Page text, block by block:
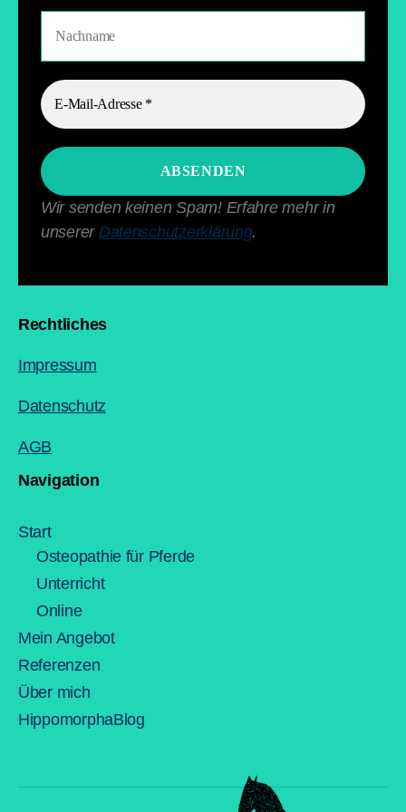
Wir senden keinen Spam! Erfahre mehr in
unserer Datenschutzerklärung.
Rechtliches
Impressum
Datenschutz
AGB
Navigation
Start
Osteopathie für Pferde
Unterricht
Online
Mein Angebot
Referenzen
Über mich
HippomorphaBlog